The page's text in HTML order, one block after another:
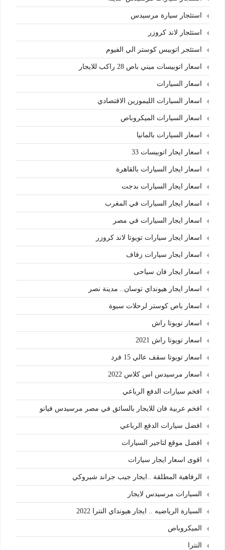
استئجار سيارة مرسيدس
استئجار لاند كروزر
استئجر اتوبيس كوستر الي الفيوم
اسعار اتوبيسات ميني باص 28 راكب للايجار
اسعار السيارات
اسعار السيارات الليموزين الاقتصادي
اسعار السيارات الميكروباص
اسعار السيارات بالمانيا
اسعار ايجار اتوبيسات 33
اسعار ايجار السيارات بالقاهرة
اسعار ايجار السيارات بدجت
اسعار ايجار السيارات في المغرب
اسعار ايجار السيارات في مصر
اسعار ايجار سيارات تويوتا لاند كروزر
اسعار ايجار سيارات زفاف
اسعار ايجار فان سياحى
اسعار ايجار هيونداي توسان.. مدينة نصر
اسعار باص كوستر لرحلات سيوة
اسعار تويوتا راش
اسعار تويوتا راش 2021
اسعار تويوتا سقف عالي 15 فرد
اسعار مرسيدس اس كلاس 2022
افخم سيارات الدفع الرباعي
افخم عربية فان للايجار بالسائق في مصر مرسيدس فيانو
افضل سيارات الدفع الرباعي
افضل موقع لتاجير السيارات
اقوى اسعار ايجار سيارات
الرفاهية المطلقة ..ايجار جيب جراند شيروكي
السيارات مرسيدس لايجار
السيارة الرياضيه .. ايجار هيونداي النترا 2022
الميكروباص
النترا